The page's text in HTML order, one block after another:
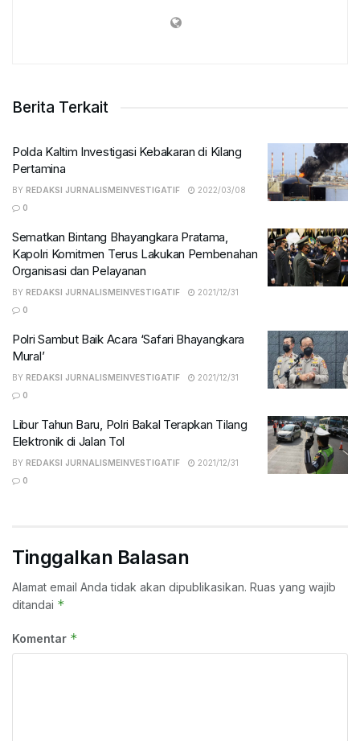
Berita Terkait
Polda Kaltim Investigasi Kebakaran di Kilang
Pertamina
BY REDAKSI JURNALISMEINVESTIGATIF
2022/03/08
0
Sematkan Bintang Bhayangkara Pratama,
Kapolri Komitmen Terus Lakukan Pembenahan
Organisasi dan Pelayanan
BY REDAKSI JURNALISMEINVESTIGATIF
2021/12/31
0
Polri Sambut Baik Acara ‘Safari Bhayangkara
Mural’
BY REDAKSI JURNALISMEINVESTIGATIF
2021/12/31
0
Libur Tahun Baru, Polri Bakal Terapkan Tilang
Elektronik di Jalan Tol
BY REDAKSI JURNALISMEINVESTIGATIF
2021/12/31
0
Tinggalkan Balasan
Alamat email Anda tidak akan dipublikasikan. Ruas yang wajib
ditandai *
Komentar *